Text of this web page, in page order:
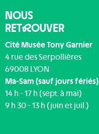
NOUS
RETROUVER
Cité Musée Tony Garnier
4 rue des Serpollières
69008 LYON
Ma-Sam (sauf jours fériés)
14 h - 17 h (sept. à mai)
9 h 30 - 13 h (juin et juil.)